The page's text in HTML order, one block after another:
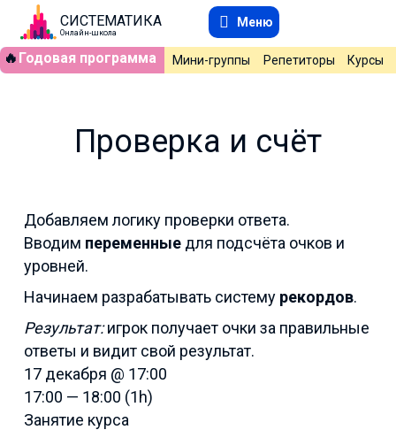
СИСТЕМАТИКА
Онлайн-школа
Меню
🔥 Годовая программа Мини-группы Репетиторы Курсы
Проверка и счёт
Добавляем логику проверки ответа.
Вводим переменные для подсчёта очков и
уровней.
Начинаем разрабатывать систему рекордов.
Результат:игрок получает очки за правильные
ответы и видит свой результат.
17 декабря @ 17:00
17:00 — 18:00 (1h)
Занятие курса